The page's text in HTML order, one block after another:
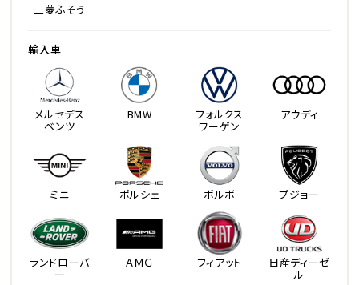
三菱ふそう
輸入車
メルセデス
ベンツ
BMW フォルクス
ワーゲン
アウディ
ミニ ポルシェ ボルボ プジョー
ランドローバ
ー
ＡＭＧ フィアット 日産ディーゼ
ル